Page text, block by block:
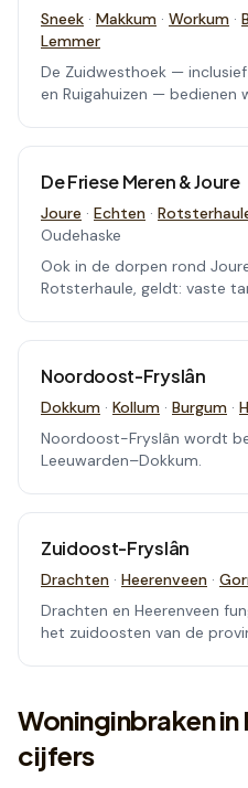
Sneek · Makkum · Workum ·
Lemmer
De Zuidwesthoek —
en Ruigahuizen — bedienen
De Friese Meren & Joure
Joure · Echten ·
Oudehaske
Ook in de dorpen rond
Rotsterhaule, geldt: vaste
Noordoost-Fryslân
Dokkum · Kollum · Burgum ·
Noordoost-Fryslân wordt
Leeuwarden–Dokkum.
Zuidoost-Fryslân
Drachten · Heerenveen ·
Drachten en Heerenveen
het zuidoosten van de
Woninginbraken in
cijfers